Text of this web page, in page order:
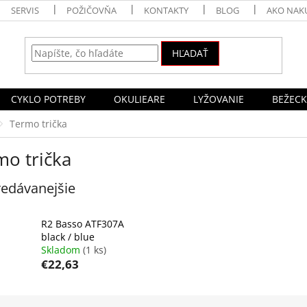
SERVIS POŽIČOVŇA KONTAKTY BLOG AKO
HĽADAŤ
CYKLO POTREBY OKULIEARE LYŽOVANIE
Termo trička
trička
R2 Basso ATF307A
black / blue
Skladom (1 ks)
€22,63